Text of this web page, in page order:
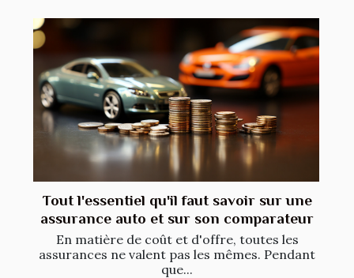
Tout l'essentiel qu'il faut savoir sur une
assurance auto et sur son comparateur
En matière de coût et d'offre, toutes les
assurances ne valent pas les mêmes. Pendant
que...